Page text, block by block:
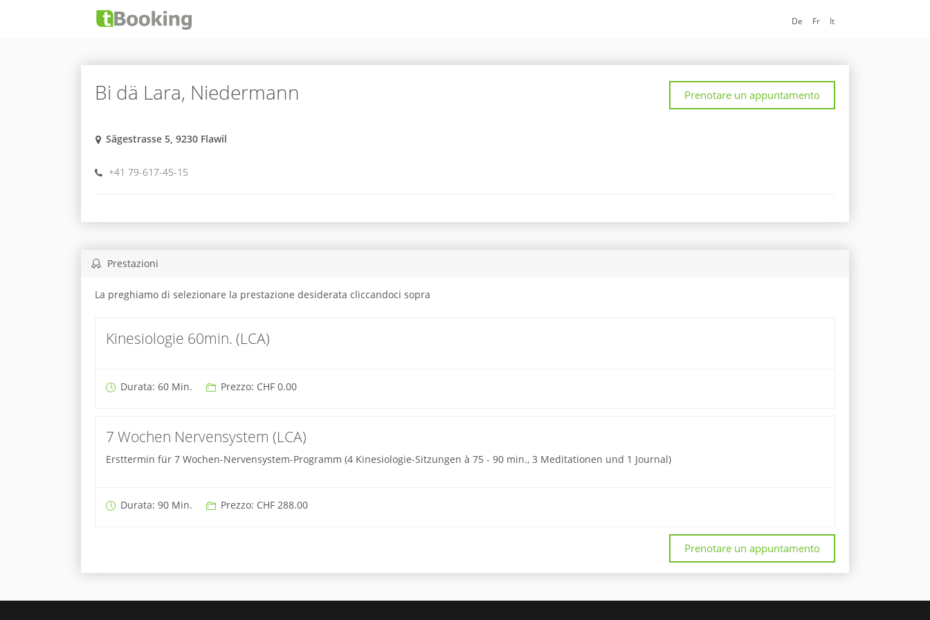
De Fr It
Bi dä Lara, Niedermann Prenotare un appuntamento
Sägestrasse 5, 9230 Flawil
+41 79-617-45-15
Prestazioni
La preghiamo di selezionare la prestazione desiderata cliccandoci sopra
Kinesiologie 60min. (LCA)
Durata: 60 Min. Prezzo: CHF 0.00
7 Wochen Nervensystem (LCA)
Ersttermin für 7 Wochen-Nervensystem-Programm (4 Kinesiologie-Sitzungen à 75 - 90 min., 3 Meditationen und 1 Journal)
Durata: 90 Min. Prezzo: CHF 288.00
Prenotare un appuntamento